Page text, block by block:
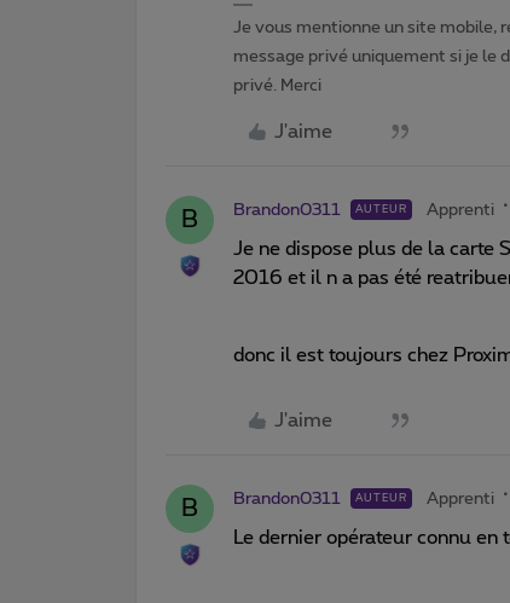
Je vous mentionne un site
message privé uniquement si je le
privé. Merci
J'aime
B Brandon0311 AUTEUR Apprenti
Je ne dispose plus de la carte
2016 et il n a pas été
donc il est toujours chez
J'aime
B Brandon0311 AUTEUR Apprenti
Le dernier opérateur connu en